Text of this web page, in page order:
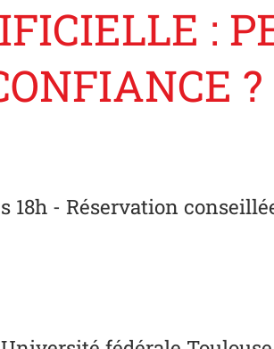
:
18h - Réservation